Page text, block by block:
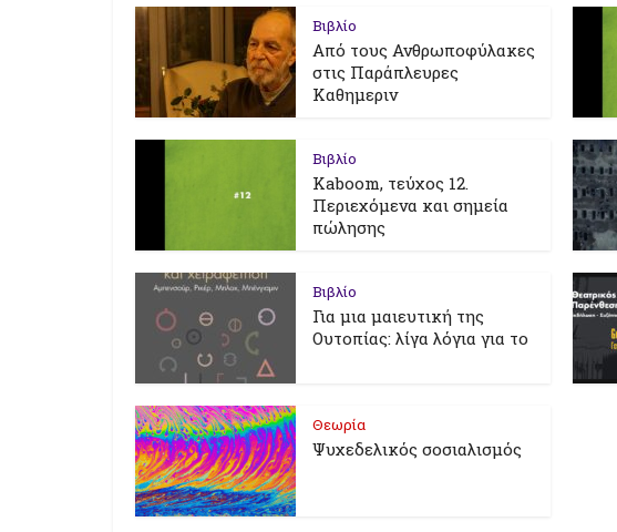
Βιβλίο
Από τους Ανθρωποφύλακες
στις Παράπλευρες
Καθημεριν
Βιβλίο
Kaboom, τεύχος 12.
Περιεχόμενα και σημεία
πώλησης
Βιβλίο
Για μια μαιευτική της
Ουτοπίας: λίγα λόγια για το
Θεωρία
Ψυχεδελικός σοσιαλισμός